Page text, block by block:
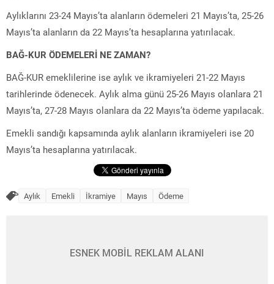
Aylıklarını 23-24 Mayıs’ta alanların ödemeleri 21 Mayıs’ta, 25-26
Mayıs’ta alanların da 22 Mayıs’ta hesaplarına yatırılacak.
BAĞ-KUR ÖDEMELERİ NE ZAMAN?
BAĞ-KUR emeklilerine ise aylık ve ikramiyeleri 21-22 Mayıs
tarihlerinde ödenecek. Aylık alma günü 25-26 Mayıs olanlara 21
Mayıs’ta, 27-28 Mayıs olanlara da 22 Mayıs’ta ödeme yapılacak.
Emekli sandığı kapsamında aylık alanların ikramiyeleri ise 20
Mayıs’ta hesaplarına yatırılacak.
Aylık Emekli İkramiye Mayıs Ödeme
ESNEK MOBİL REKLAM ALANI